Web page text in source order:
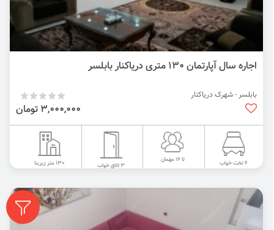
اجاره سال آپارتمان ۱۳۰ متری دریاکنار بابلسر
بابلسر - شهرک دریاکنار
3,000,000 تومان
6 تخت خواب تا 16 مهمان
3 اتاق خواب 130 متر زیربنا